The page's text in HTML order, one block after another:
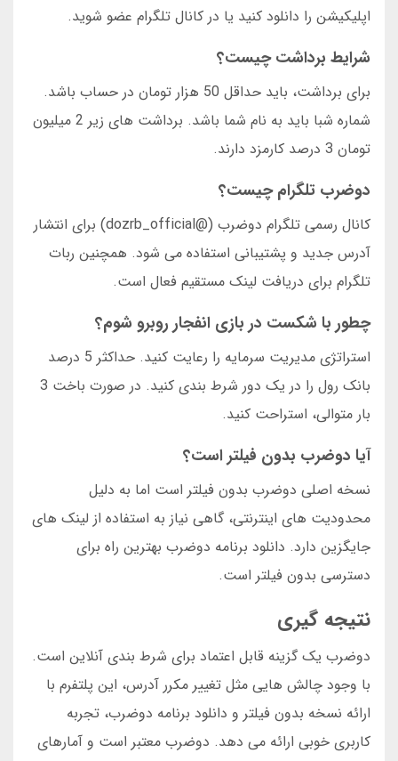
اپلیکیشن را دانلود کنید یا در کانال تلگرام عضو شوید.
شرایط برداشت چیست؟
برای برداشت، باید حداقل 50 هزار تومان در حساب باشد.
شماره شبا باید به نام شما باشد. برداشت های زیر 2 میلیون
تومان 3 درصد کارمزد دارند.
دوضرب تلگرام چیست؟
کانال رسمی تلگرام دوضرب (@dozrb_official) برای انتشار
آدرس جدید و پشتیبانی استفاده می شود. همچنین ربات
تلگرام برای دریافت لینک مستقیم فعال است.
چطور با شکست در بازی انفجار روبرو شوم؟
استراتژی مدیریت سرمایه را رعایت کنید. حداکثر 5 درصد
بانک رول را در یک دور شرط بندی کنید. در صورت باخت 3
بار متوالی، استراحت کنید.
آیا دوضرب بدون فیلتر است؟
نسخه اصلی دوضرب بدون فیلتر است اما به دلیل
محدودیت های اینترنتی، گاهی نیاز به استفاده از لینک های
جایگزین دارد. دانلود برنامه دوضرب بهترین راه برای
دسترسی بدون فیلتر است.
نتیجه گیری
دوضرب یک گزینه قابل اعتماد برای شرط بندی آنلاین است.
با وجود چالش هایی مثل تغییر مکرر آدرس، این پلتفرم با
ارائه نسخه بدون فیلتر و دانلود برنامه دوضرب، تجربه
کاربری خوبی ارائه می دهد. دوضرب معتبر است و آمارهای